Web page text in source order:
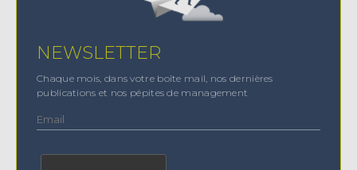
NEWSLETTER
Chaque mois, dans votre boîte mail, nos dernières
publications et nos pépites de management